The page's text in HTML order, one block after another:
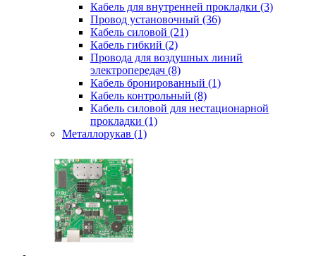
Кабель для внутренней прокладки (3)
Провод установочный (36)
Кабель силовой (21)
Кабель гибкий (2)
Провода для воздушных линий
электропередач (8)
Кабель бронированный (1)
Кабель контрольный (8)
Кабель силовой для нестационарной
прокладки (1)
Металлорукав (1)